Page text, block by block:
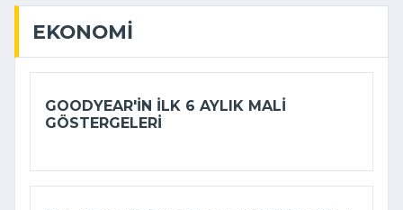
EKONOMI
GOODYEAR'IN ILK 6 AYLIK MALI
GÖSTERGELERI